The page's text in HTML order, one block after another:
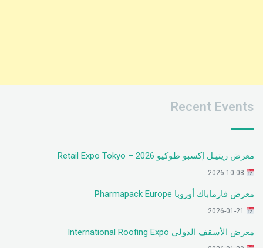
Recent Events
معرض ريتيـل إكسبو طوكيو 2026 – Retail Expo Tokyo
معرض فارماباك أوروبا Pharmapack Europe
معرض الأسقف الدولي International Roofing Expo